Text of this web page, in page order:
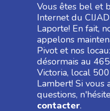
Vous êtes bel et
Internet du
Laporte! En fait,
appelons
Pivot et nos
désormais au
Victoria, local
Lambert! Si vous
questions,
contacter.
Pour rester en
À propos d’Espace Pivot
Devenir membre
Notre blogue